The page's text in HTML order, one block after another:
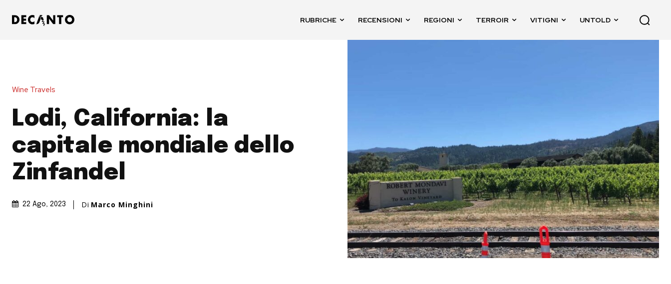
RUBRICHE RECENSIONI REGIONI TERROIR VITIGNI UNTOLD
Wine Travels
Lodi, California: la
capitale mondiale dello
Zinfandel
22 Ago, 2023 Di Marco Minghini